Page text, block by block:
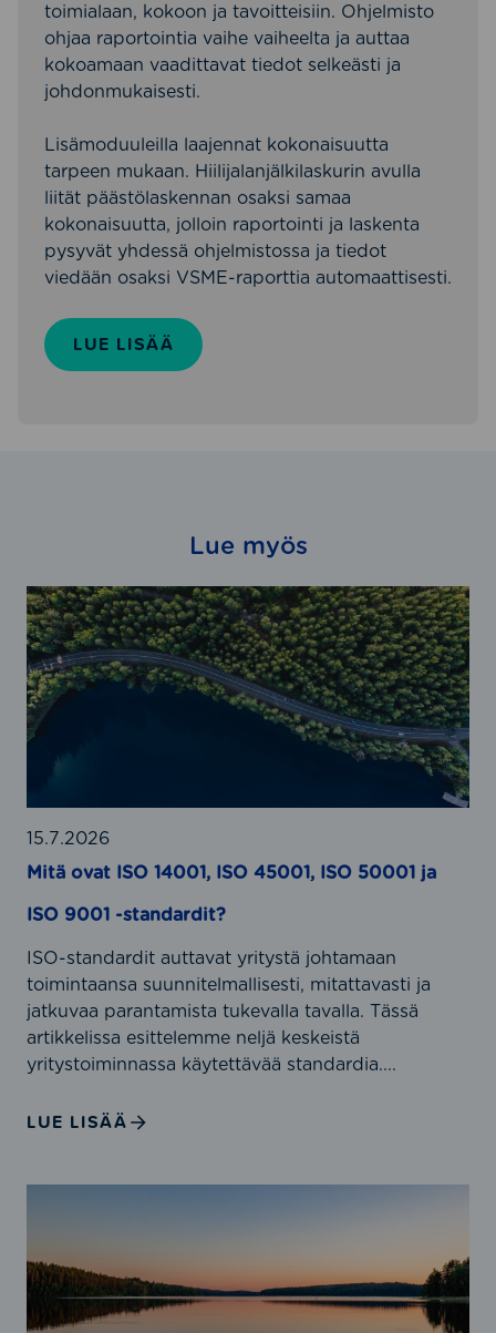
toimialaan, kokoon ja tavoitteisiin. Ohjelmisto
ohjaa raportointia vaihe vaiheelta ja auttaa
kokoamaan vaadittavat tiedot selkeästi ja
johdonmukaisesti.
Lisämoduuleilla laajennat kokonaisuutta
tarpeen mukaan. Hiilijalanjälkilaskurin avulla
liität päästölaskennan osaksi samaa
kokonaisuutta, jolloin raportointi ja laskenta
pysyvät yhdessä ohjelmistossa ja tiedot
viedään osaksi VSME-raporttia automaattisesti.
LUE LISÄÄ
Lue myös
M
i
t
ä
o
v
I
S
O
4
0
1
,
I
S
4
0
,
S
15.7.2026
Mitä ovat ISO 14001, ISO 45001, ISO 50001 ja
ISO 9001 -standardit?
ISO-standardit auttavat yritystä johtamaan
toimintaansa suunnitelmallisesti, mitattavasti ja
jatkuvaa parantamista tukevalla tavalla. Tässä
artikkelissa esittelemme neljä keskeistä
yritystoiminnassa käytettävää standardia....
LUE LISÄÄ
-